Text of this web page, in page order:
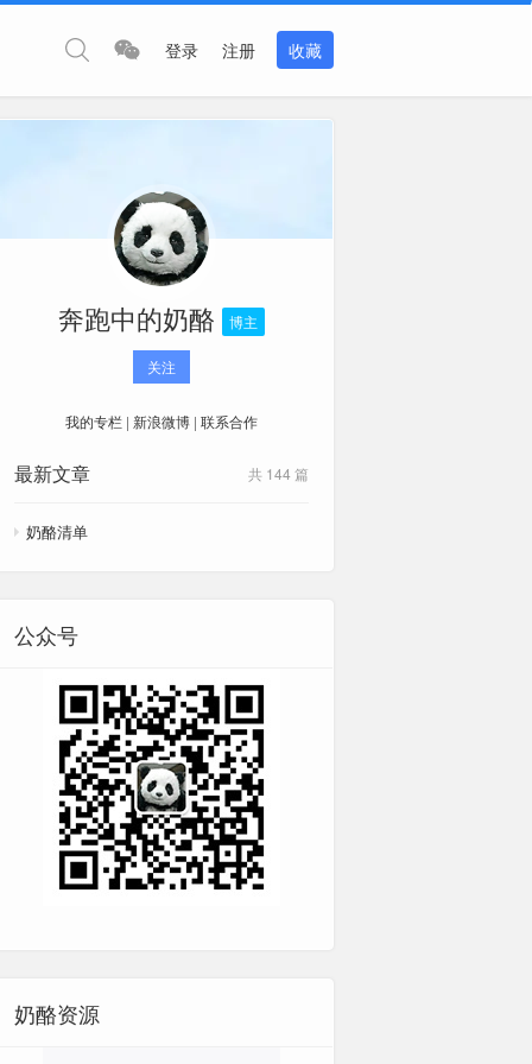
登录 注册 收藏
奔跑中的奶酪 博主
关注
我的专栏 | 新浪微博 | 联系合作
最新文章 共 144 篇
奶酪清单
公众号
奶酪资源